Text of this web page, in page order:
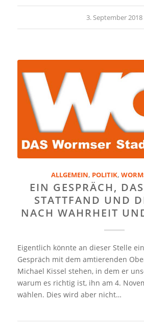
3. September 2018
ALLGEMEIN, POLITIK,
EIN GESPRÄCH,
STATTFAND UND
NACH WAHRHEIT
Eigentlich könnte an dieser Stelle
Gespräch mit dem amtierenden
Michael Kissel stehen, in dem er
warum es richtig ist, ihn am 4.
wählen. Dies wird aber nicht…